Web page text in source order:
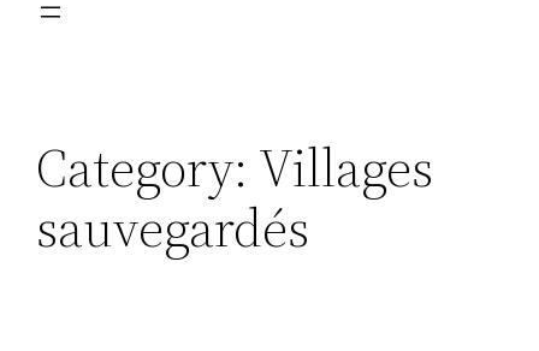
Category: Villages
sauvegardés